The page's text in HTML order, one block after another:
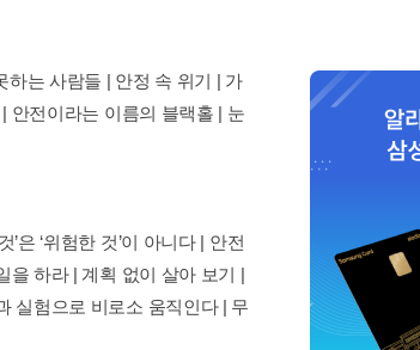
하는 사람들 | 안정 속 위기 | 가
안전이라는 이름의 블랙홀 | 눈
은 ‘위험한 것’이 아니다 | 안전
을 하라 | 계획 없이 살아 보기 |
실험으로 비로소 움직인다 | 무